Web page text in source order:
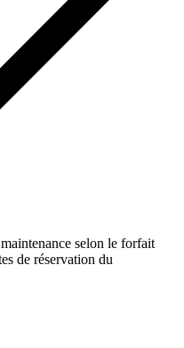
selon le forfait
de réservation du